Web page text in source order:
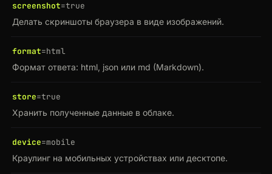
screenshot=true
Делать скриншоты браузера в виде изображений.
format=html
Формат ответа: html, json или md (Markdown).
store=true
Хранить полученные данные в облаке.
device=mobile
Краулинг на мобильных устройствах или десктопе.